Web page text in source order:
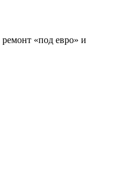
«под евро» и